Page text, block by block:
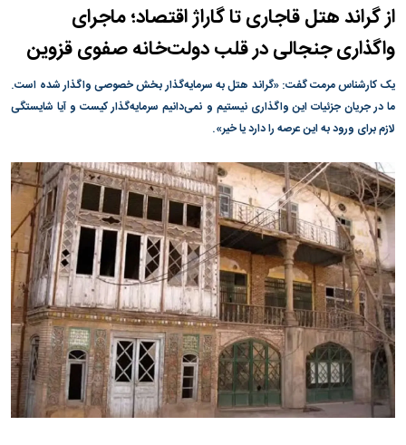
از گراند هتل قاجاری تا گاراژ اقتصاد؛ ماجرای
واگذاری جنجالی در قلب دولت‌خانه صفوی قزوین
یک کارشناس مرمت گفت: «گراند هتل به سرمایه‌گذار بخش خصوصی واگذار شده است.
ما در جریان جزئیات این واگذاری نیستیم و نمی‌دانیم سرمایه‌گذار کیست و آیا شایستگی
لازم برای ورود به این عرصه را دارد یا خیر».